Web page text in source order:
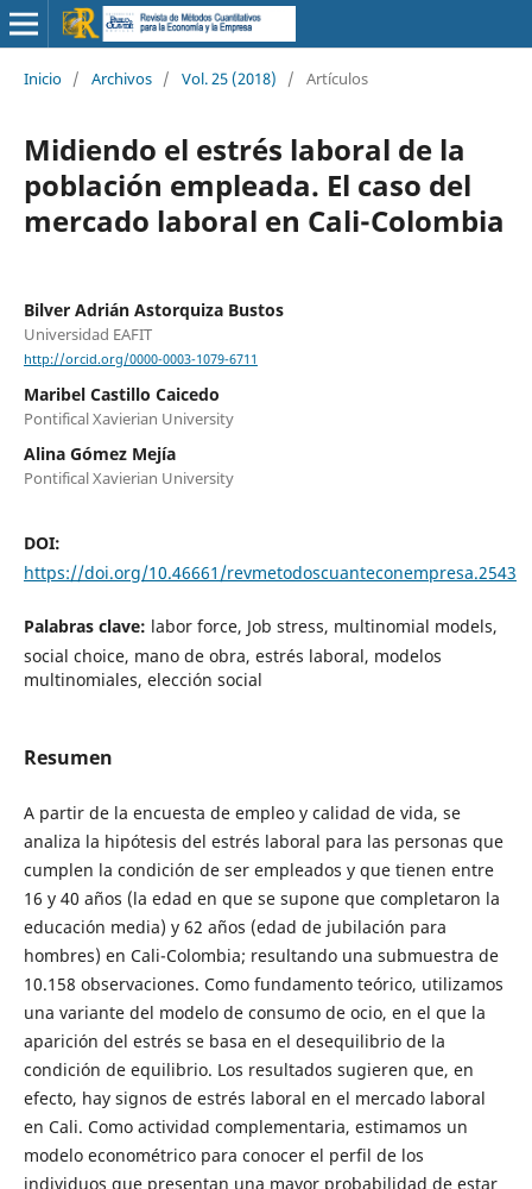
Inicio / Archivos / Vol. 25 (2018) / Artículos
Midiendo el estrés laboral de la
población empleada. El caso del
mercado laboral en Cali-Colombia
Bilver Adrián Astorquiza Bustos
Universidad EAFIT
http://orcid.org/0000-0003-1079-6711
Maribel Castillo Caicedo
Pontifical Xavierian University
Alina Gómez Mejía
Pontifical Xavierian University
DOI:
https://doi.org/10.46661/revmetodoscuanteconempresa.2543
Palabras clave: labor force, Job stress, multinomial models,
social choice, mano de obra, estrés laboral, modelos
multinomiales, elección social
Resumen
A partir de la encuesta de empleo y calidad de vida, se
analiza la hipótesis del estrés laboral para las personas que
cumplen la condición de ser empleados y que tienen entre
16 y 40 años (la edad en que se supone que completaron la
educación media) y 62 años (edad de jubilación para
hombres) en Cali-Colombia; resultando una submuestra de
10.158 observaciones. Como fundamento teórico, utilizamos
una variante del modelo de consumo de ocio, en el que la
aparición del estrés se basa en el desequilibrio de la
condición de equilibrio. Los resultados sugieren que, en
efecto, hay signos de estrés laboral en el mercado laboral
en Cali. Como actividad complementaria, estimamos un
modelo econométrico para conocer el perfil de los
individuos que presentan una mayor probabilidad de estar